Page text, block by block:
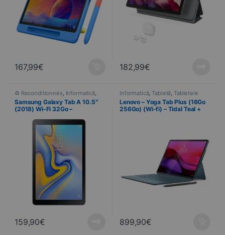
167,99€ 182,99€
♻ Reconditionnés Informatică,
Mobil Samsung Tabletă,
Tabletele, Telefonie
Samsung Galaxy Tab A 10.5″
(2018) Wi-Fi 32Go –
159,90€
Informatică,Tabletă Tabletele
Lenovo – Yoga Tab Plus (16Go
256Go) (Wi-fi) – Tidal Teal +
899,90€